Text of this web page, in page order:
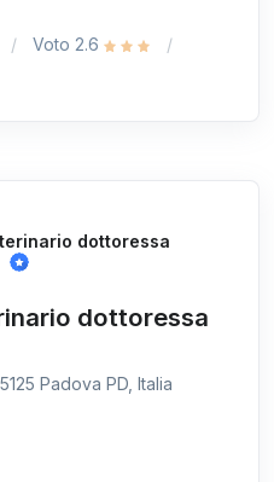
Voto 2.6
dottoressa
dottoressa
Padova PD, Italia